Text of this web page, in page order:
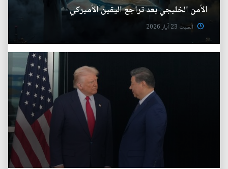
الأمن الخليجي بعد تراجع اليقين الأميركي
السبت 23 آيار 2026